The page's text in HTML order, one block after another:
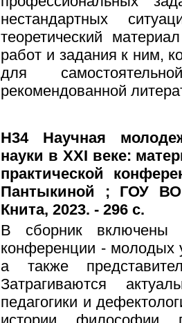
нестандартных
теоретический
работ и задания к ним,
для
рекомендованной
Н34 Научная
науки в XXI веке:
практической
Пантыкиной ; ГОУ
Книта, 2023. - 296 с.
В сборник включены
конференции -
а также
Затрагиваются
педагогики и